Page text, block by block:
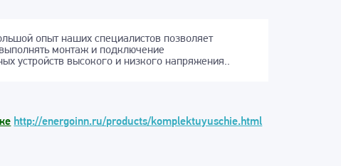
опыт наших специалистов позволяет
монтаж и подключение
устройств высокого и низкого напряжения..
http://energoinn.ru/products/komplektuyuschie.html